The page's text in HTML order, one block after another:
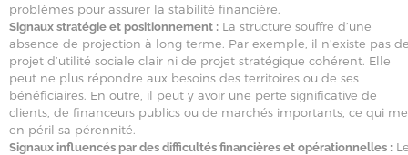
problèmes pour assurer la stabilité financière.
Signaux stratégie et positionnement : La structure souffre d’une
absence de projection à long terme. Par exemple, il n’existe pas
projet d’utilité sociale clair ni de projet stratégique cohérent. Elle
peut ne plus répondre aux besoins des territoires ou de ses
bénéficiaires. En outre, il peut y avoir une perte significative de
clients, de financeurs publics ou de marchés importants, ce qui
en péril sa pérennité.
Signaux influencés par des difficultés financières et opérationnelles :